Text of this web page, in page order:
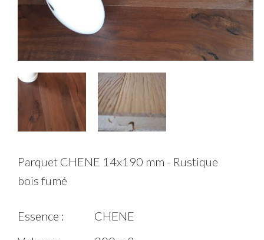
Parquet CHENE 14x190 mm - Rustique
bois fumé
Essence :
CHENE